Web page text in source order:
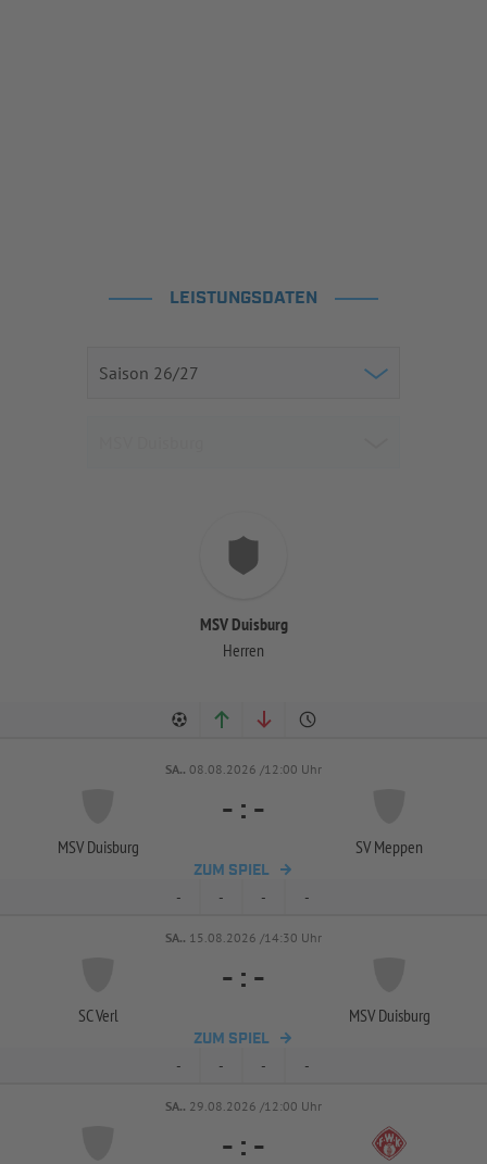
LEISTUNGSDATEN
MSV Duisburg
Herren
SA.. 08.08.2026 /12:00 Uhr
MSV Duisburg
- : -
SV Meppen
ZUM SPIEL
- - - -
SA.. 15.08.2026 /14:30 Uhr
SC Verl
- : -
MSV Duisburg
ZUM SPIEL
- - - -
SA.. 29.08.2026 /12:00 Uhr
- : -